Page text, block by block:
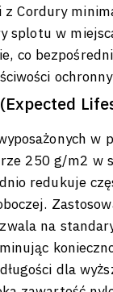
z Cordury
splotu w
co
w
250 g/m2 w
redukuje
na
dla